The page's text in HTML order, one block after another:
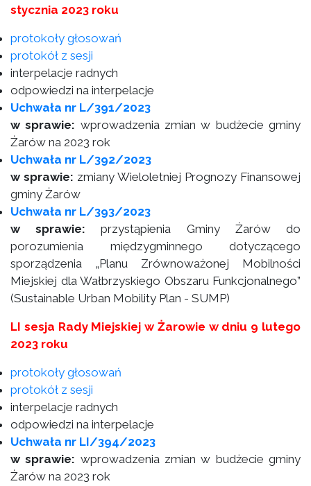
stycznia 2023 roku
protokoły głosowań
protokół z sesji
interpelacje radnych
odpowiedzi na interpelacje
Uchwała nr L/391/2023
w sprawie: wprowadzenia zmian w budżecie gminy
Żarów na 2023 rok
Uchwała nr L/392/2023
w sprawie: zmiany Wieloletniej Prognozy Finansowej
gminy Żarów
Uchwała nr L/393/2023
w sprawie:przystąpienia Gminy Żarów do
porozumienia międzygminnego dotyczącego
sporządzenia „Planu Zrównoważonej Mobilności
Miejskiej dla Wałbrzyskiego Obszaru Funkcjonalnego”
(Sustainable Urban Mobility Plan - SUMP)
LI sesja Rady Miejskiej w Żarowie w dniu 9 lutego
2023 roku
protokoły głosowań
protokół z sesji
interpelacje radnych
odpowiedzi na interpelacje
Uchwała nr LI/394/2023
w sprawie: wprowadzenia zmian w budżecie gminy
Żarów na 2023 rok